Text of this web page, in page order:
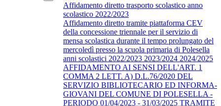
Affidamento diretto trasporto scolastico anno
scolastico 2022/2023
Affidamento diretto tramite piattaforma CEV
della concessione triennale per il servizio di
mensa scolastica durante il tempo prolungato del
mercoledì presso la scuola primaria di Polesella
anni scolastici 2022/2023 2023/2024 2024/2025
AFFIDAMENTO AI SENSI DELL'ART. 1
COMMA 2 LETT. A) D.L.76/2020 DEL
SERVIZIO BIBLIOTECARIO ED INFORMA-
GIOVANI DEL COMUNE DI POLESELLA -
PERIODO 01/04/2023 - 31/03/2025 TRAMITE